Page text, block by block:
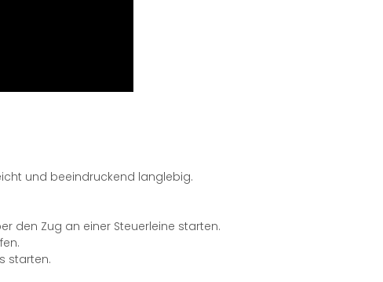
und beeindruckend langlebig.
den Zug an einer Steuerleine starten.
starten.